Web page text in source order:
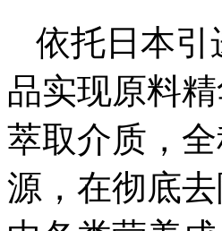
依托日本引
品实现原料
萃取介质，
源，在彻底